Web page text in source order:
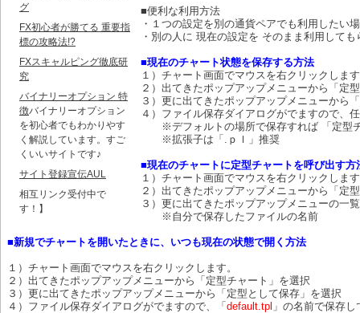
グ
FX初心者が勝てる 重要指
標の攻略法!?
FXスキャルピング徹底研
究
バイナリーオプション 特
徴バイナリーオプション
を初心者でもわかりやす
く解説しています。すご
くいいサイトです♪
サイト登録宣伝AUL
相互リンク受付中で
す！】
■便利な利用方法
・１つの設定を別の通貨ペアでも利用したい
・別の人に 現在の設定を そのまま利用しても
■現在のチャート状態を保存する方法
１）チャート画面でマウスを右クリックしま
２）出てきたポップアップメニューから「定
３）更に出てきたポップアップメニューから
４）ファイル保存ダイアログがでますので、
※デフォルトの場所で保存すれば 「定型
※拡張子は「.ｐｌ」推奨
■現在のチャートに定型チャートを呼び出す方
１）チャート画面でマウスを右クリックしま
２）出てきたポップアップメニューから「定
３）更に出てきたポップアップメニューの一
※自分で保存したファイルの名前
■新規でチャートを開いたときに、いつも現在の状態で開く方法
１）チャート画面でマウスを右クリックします。
２）出てきたポップアップメニューから「定型チャート」を選択
３）更に出てきたポップアップメニューから「定型として保存」を選択
４）ファイル保存ダイアログがでますので、「default.tpl 」の名前で保存